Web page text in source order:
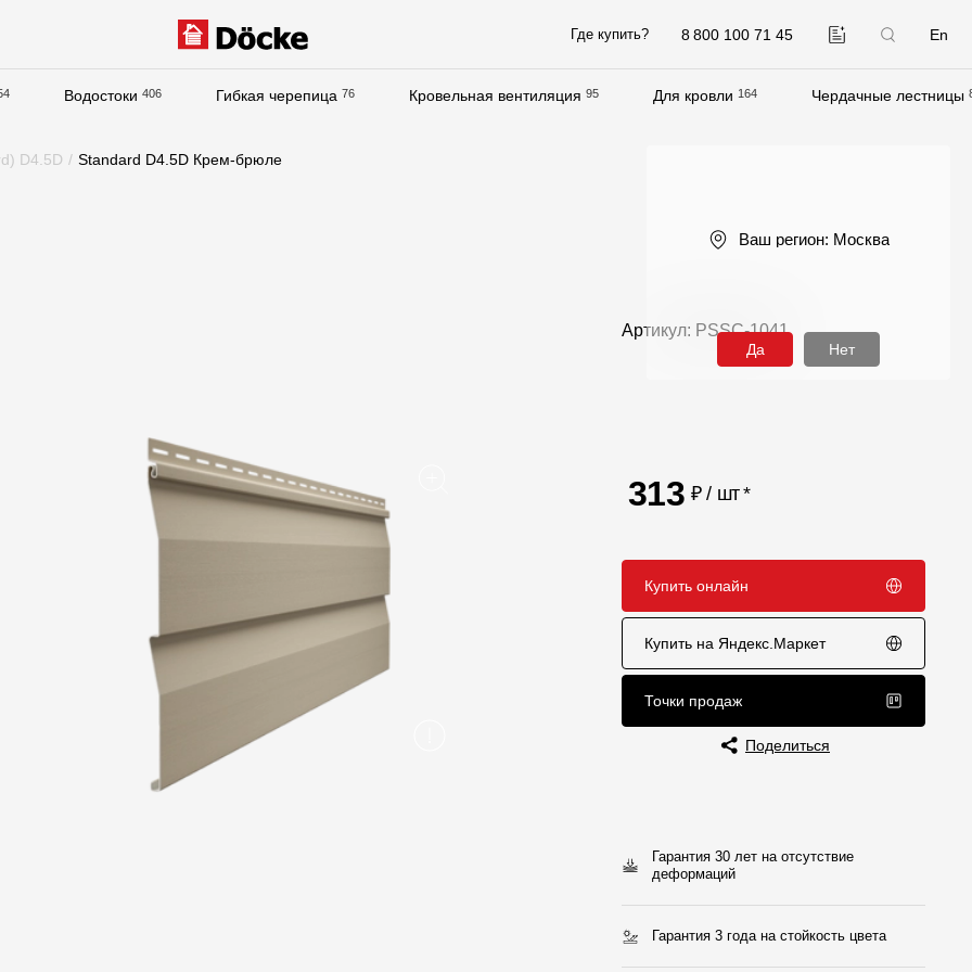
8 800 100 71 45 En
Где купить?
Водостоки 406 Гибкая черепица 76 Кровельная вентиляция 95 Для кровли 164 Чердачные лестницы
Фото объектов
Вопрос-ответ/Faq
Сервисы
Конструктор
Калькулятор
Цены
D4.5D / Standard D4.5D Крем-брюле
Артикул: PSSC-1041
313 ₽ / шт*
Гарантия 30 лет на отсутствие
деформаций
Гарантия 3 года на стойкость цвета
Купить онлайн
Купить на Яндекс.Маркет
Точки продаж
Поделиться
Ваш регион: Москва
Да Нет